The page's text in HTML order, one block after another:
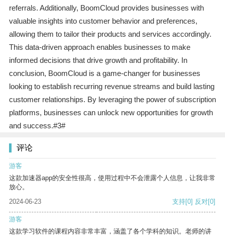
referrals. Additionally, BoomCloud provides businesses with
valuable insights into customer behavior and preferences,
allowing them to tailor their products and services accordingly.
This data-driven approach enables businesses to make
informed decisions that drive growth and profitability. In
conclusion, BoomCloud is a game-changer for businesses
looking to establish recurring revenue streams and build lasting
customer relationships. By leveraging the power of subscription
platforms, businesses can unlock new opportunities for growth
and success.#3#
评论
游客
这款加速器app的安全性很高，使用过程中不会泄露个人信息，让我非常
放心。
2024-06-23
支持[0] 反对[0]
游客
这款学习软件的课程内容非常丰富，涵盖了各个学科的知识。老师的讲